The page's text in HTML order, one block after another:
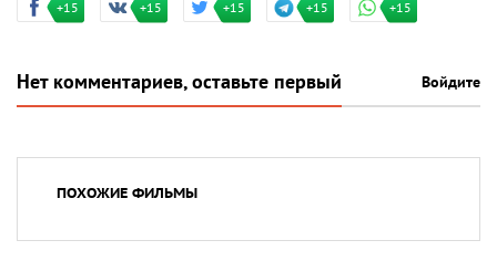
+15 +15 +15 +15 +15
Нет комментариев, оставьте первый Войдите
ПОХОЖИЕ ФИЛЬМЫ